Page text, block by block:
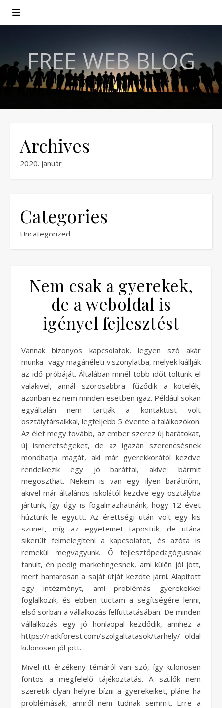
FREE WEB BLOG
Archives
2020. január
Categories
Uncategorized
Nem csak a gyerekek,
de a weboldal is
igényel fejlesztést
Vannak bizonyos kapcsolatok, legyen szó akár
munka- vagy magánéleti viszonylatba, melyek kiállják
az idő próbáját. Általában minél több időt töltünk el
valakivel, annál szorosabbra fűződik a kötelék,
azonban ez nem minden esetben igaz. Például sokan
egyáltalán nem tartják a kontaktust volt
osztálytársaikkal, legfeljebb 5 évente a találkozókon.
Az élet megy tovább, az ember szerez új barátokat,
új ismeretségeket, de az igazán szerencsésnek
mondhatja magát, aki már gyerekkorától kezdve
rendelkezik egy jó baráttal, akivel bármit
megoszthat. Nekem is van egy ilyen barátnőm,
akivel már általános iskolától kezdve egy osztályba
jártunk, így úgy is fogalmazhatnánk, hogy 12 évet
húztunk le együtt. Az érettségi után volt egy kis
szünet, míg az egyetemet tapostuk, de utána
sikerült felmelegíteni a kapcsolatot, és azóta is
remekül megvagyunk. Ő fejlesztőpedagógusnak
tanult, én pedig marketingesnek, ami külön jól jött,
mert hamarosan a saját útját kezdte járni. Alapított
egy intézményt, ami problémás gyerekekkel
foglalkozik, és ebben tudtam a segítségére lenni,
első sorban a vállalkozás felfuttatásában. De minden
vállalkozás egy jó honlappal kezdődik, amihez a
https://rackforest.com/szolgaltatasok/tarhely/ oldal
különösen jól jött.
Mivel itt érzékeny témáról van szó, így különösen
fontos a megfelelő tájékoztatás. A szülők nem
szeretik olyan helyre bízni a gyerekeiket, pláne ha
problémásak, amiről nem tudnak semmit. Erre a